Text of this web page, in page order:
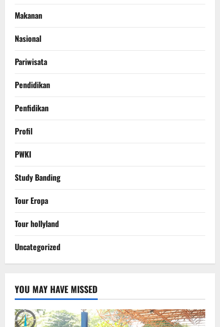
Makanan
Nasional
Pariwisata
Pendidikan
Penfidikan
Profil
PWKI
Study Banding
Tour Eropa
Tour hollyland
Uncategorized
YOU MAY HAVE MISSED